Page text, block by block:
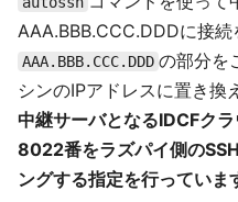
AAA.BBB.CCC.DDDに接続
AAA.BBB.CCC.DDD の部分を
シンのIPアドレスに置き換
中継サーバとなるIDCFク
8022番をラズパイ側の
ングする指定を行っていま